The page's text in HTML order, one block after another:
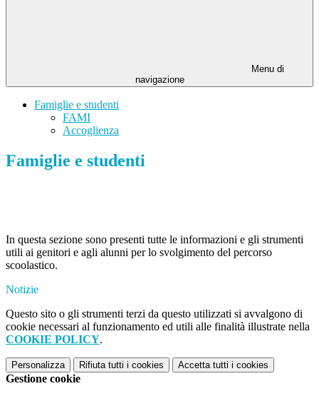
Menu di
navigazione
Famiglie e studenti
FAMI
Accoglienza
Famiglie e studenti
In questa sezione sono presenti tutte le informazioni e gli strumenti
utili ai genitori e agli alunni per lo svolgimento del percorso
scoolastico.
Notizie
Questo sito o gli strumenti terzi da questo utilizzati si avvalgono di
cookie necessari al funzionamento ed utili alle finalità illustrate nella
COOKIE POLICY.
Personalizza Rifiuta tutti i cookies Accetta tutti i cookies
Gestione cookie